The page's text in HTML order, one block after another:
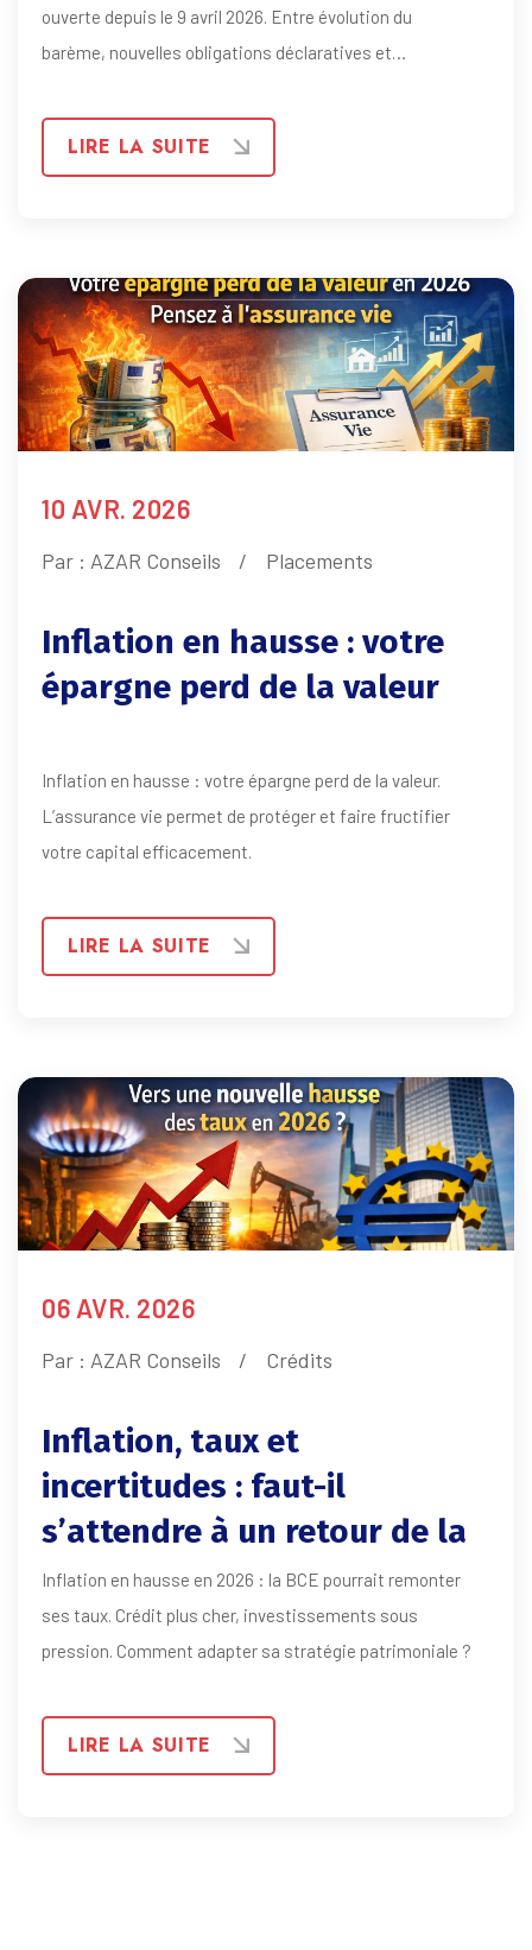
ouverte depuis le 9 avril 2026. Entre évolution du
barème, nouvelles obligations déclaratives et
impacter directement votre imposition.
LIRE LA SUITE
10 AVR. 2026
Par : AZAR Conseils Placements
Inflation en hausse : votre
épargne perd de la valeur
Inflation en hausse : votre épargne perd de la valeur.
L’assurance vie permet de protéger et faire fructifier
votre capital efficacement.
LIRE LA SUITE
06 AVR. 2026
Par : AZAR Conseils Crédits
Inflation, taux et
incertitudes : faut-il
s’attendre à un retour de la
hausse des taux en 2026 ?
Inflation en hausse en 2026 : la BCE pourrait remonter
ses taux. Crédit plus cher, investissements sous
pression. Comment adapter sa stratégie patrimoniale ?
LIRE LA SUITE